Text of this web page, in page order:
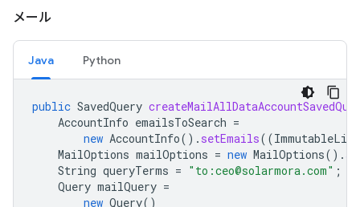
メール
Java Python
public SavedQuery
AccountInfo emailsToSearch =
new AccountInfo(). setEmails((ImmutableList
MailOptions mailOptions = new MailOptions().
String queryTerms = "to:ceo@solarmora.com" ;
Query mailQuery =
new Query()